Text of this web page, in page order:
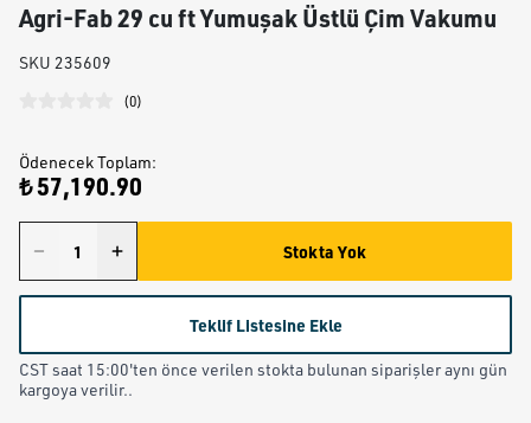
Agri-Fab 29 cu ft Yumuşak Üstlü Çim Vakumu
SKU 235609
(0)
Ödenecek Toplam:
₺ 57,190.90
Stokta Yok
Teklif Listesine Ekle
CST saat 15:00'ten önce verilen stokta bulunan siparişler aynı gün
kargoya verilir..